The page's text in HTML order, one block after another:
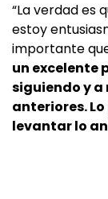
“La verdad es
estoy
importante
un excelente
siguiendo y a
anteriores.
levantar lo